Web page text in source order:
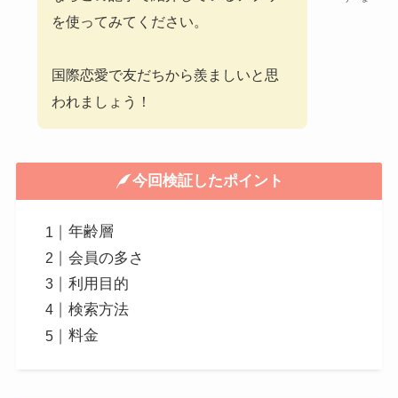
を使ってみてください。
国際恋愛で友だちから羨ましいと思
われましょう！
今回検証したポイント
年齢層
会員の多さ
利用目的
検索方法
料金